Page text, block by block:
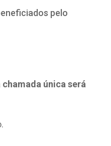
pelo
única será